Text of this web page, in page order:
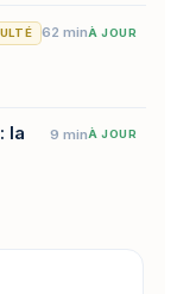
62 minÀ JOUR
la
9 minÀ JOUR